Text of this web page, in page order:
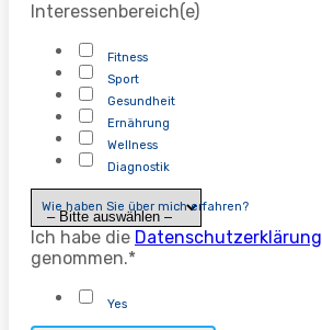
Interessenbereich(e)
Fitness
Sport
Gesundheit
Ernährung
Wellness
Diagnostik
Wie haben Sie über mich erfahren?
Ich habe die Datenschutzerklärung
genommen.*
Yes